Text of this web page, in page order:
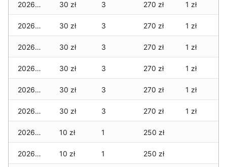
2026-06-12 30 zł 3 270 zł 1 zł
2026-06-11 30 zł 3 270 zł 1 zł
2026-06-10 30 zł 3 270 zł 1 zł
2026-06-09 30 zł 3 270 zł 1 zł
2026-06-07 30 zł 3 270 zł 1 zł
2026-06-06 30 zł 3 270 zł 1 zł
2026-06-05 10 zł 1 250 zł
2026-06-04 10 zł 1 250 zł